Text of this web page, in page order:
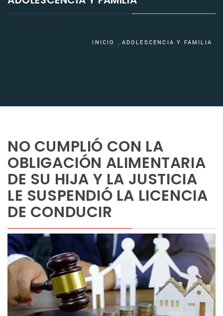
INICIO ADOLESCENCIA Y FAMILIA
NO CUMPLIÓ CON LA
OBLIGACIÓN ALIMENTARIA
DE SU HIJA Y LA JUSTICIA
LE SUSPENDIÓ LA LICENCIA
DE CONDUCIR